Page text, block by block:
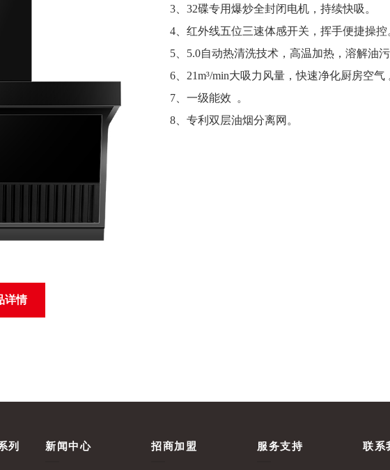
3、32碟专用爆炒全封闭电机，持续快吸。
4、红外线五位三速体感开关，挥手便捷操控
5、5.0自动热清洗技术，高温加热，溶解油污
6、21m³/min大吸力风量，快速净化厨房空气
7、一级能效 。
8、专利双层油烟分离网。
详情
列 新闻中心 招商加盟 服务支持 联系